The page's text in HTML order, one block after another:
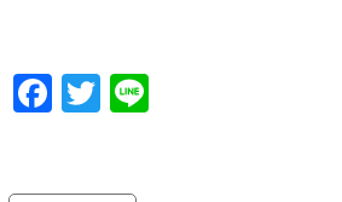
Facebook
Twitter